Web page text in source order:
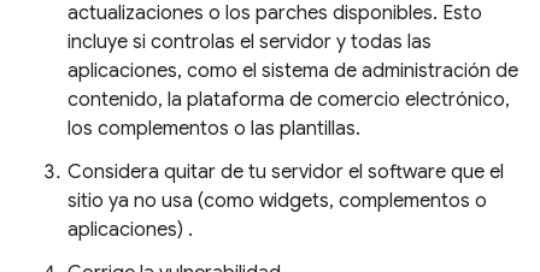
actualizaciones o los parches disponibles. Esto
incluye si controlas el servidor y todas las
aplicaciones, como el sistema de administración de
contenido, la plataforma de comercio electrónico,
los complementos o las plantillas.
Considera quitar de tu servidor el software que el
sitio ya no usa (como widgets, complementos o
aplicaciones) .